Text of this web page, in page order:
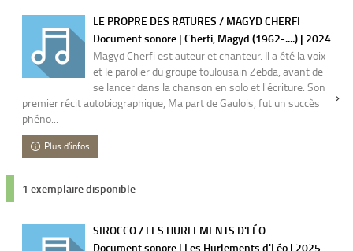
LE PROPRE DES RATURES / MAGYD CHERFI
Document sonore | Cherfi, Magyd (1962-....) | 2024
Magyd Cherfi est auteur et chanteur. Il a été la voix
et le parolier du groupe toulousain Zebda, avant de
se lancer dans la chanson en solo et l'écriture. Son
premier récit autobiographique, Ma part de Gaulois, fut un succès
phéno...
Plus d'infos
1 exemplaire disponible
SIROCCO / LES HURLEMENTS D'LÉO
Document sonore | Les Hurlements d'Léo | 2025